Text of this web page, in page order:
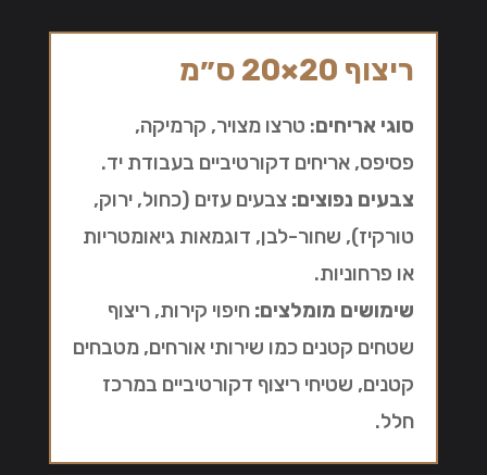
ריצוף 20×20 ס״מ
סוגי אריחים: טרצו מצויר, קרמיקה,
פסיפס, אריחים דקורטיביים בעבודת יד.
צבעים נפוצים: צבעים עזים (כחול, ירוק,
טורקיז), שחור-לבן, דוגמאות גיאומטריות
או פרחוניות.
שימושים מומלצים: חיפוי קירות, ריצוף
שטחים קטנים כמו שירותי אורחים, מטבחים
קטנים, שטיחי ריצוף דקורטיביים במרכז
חלל.